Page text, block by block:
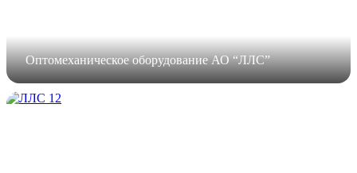
Оптомеханическое оборудование АО “ЛЛС”